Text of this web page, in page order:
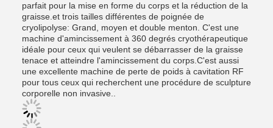
parfait pour la mise en forme du corps et la réduction de la
graisse.et trois tailles différentes de poignée de
cryolipolyse: Grand, moyen et double menton. C'est une
machine d'amincissement à 360 degrés cryothérapeutique
idéale pour ceux qui veulent se débarrasser de la graisse
tenace et atteindre l'amincissement du corps.C'est aussi
une excellente machine de perte de poids à cavitation RF
pour tous ceux qui recherchent une procédure de sculpture
corporelle non invasive..